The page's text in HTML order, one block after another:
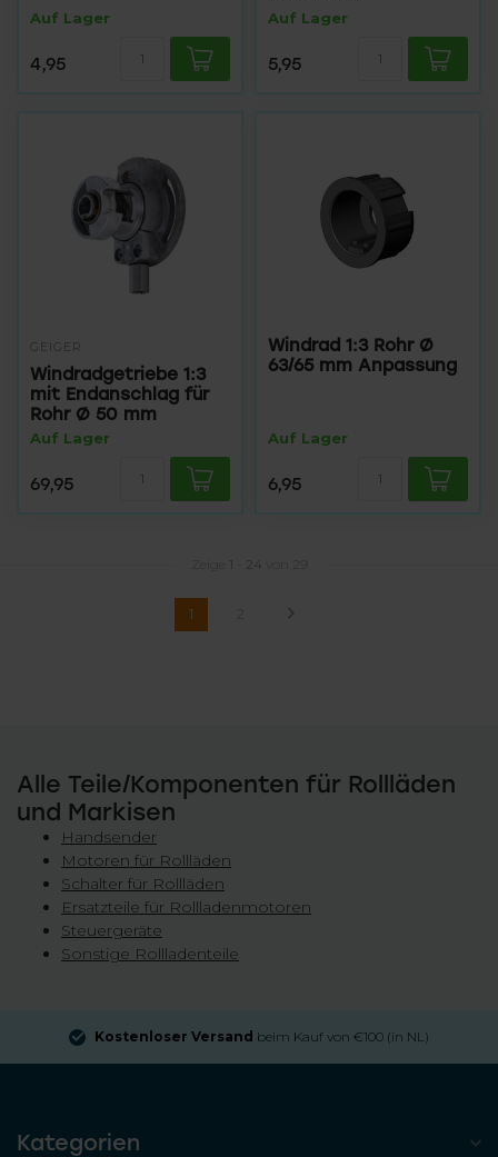
Auf Lager
4,95
Auf Lager
5,95
GEIGER
Windradgetriebe 1:3
mit Endanschlag für
Rohr Ø 50 mm
Auf Lager
69,95
Windrad 1:3 Rohr Ø
63/65 mm Anpassung
Auf Lager
6,95
1 24
1
Alle Teile/Komponenten für Rollläden
und Markisen
Handsender
Motoren für Rollläden
Schalter für Rollläden
Ersatzteile für Rollladenmotoren
Steuergeräte
Sonstige Rollladenteile
Kostenloser Versand beim Kauf von €100 (in NL)
Kategorien